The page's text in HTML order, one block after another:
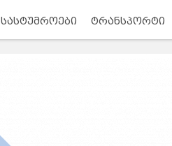
სასტუმროები ტრანსპორტი